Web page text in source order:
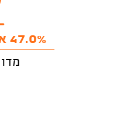
47.0% אחוזים ל3